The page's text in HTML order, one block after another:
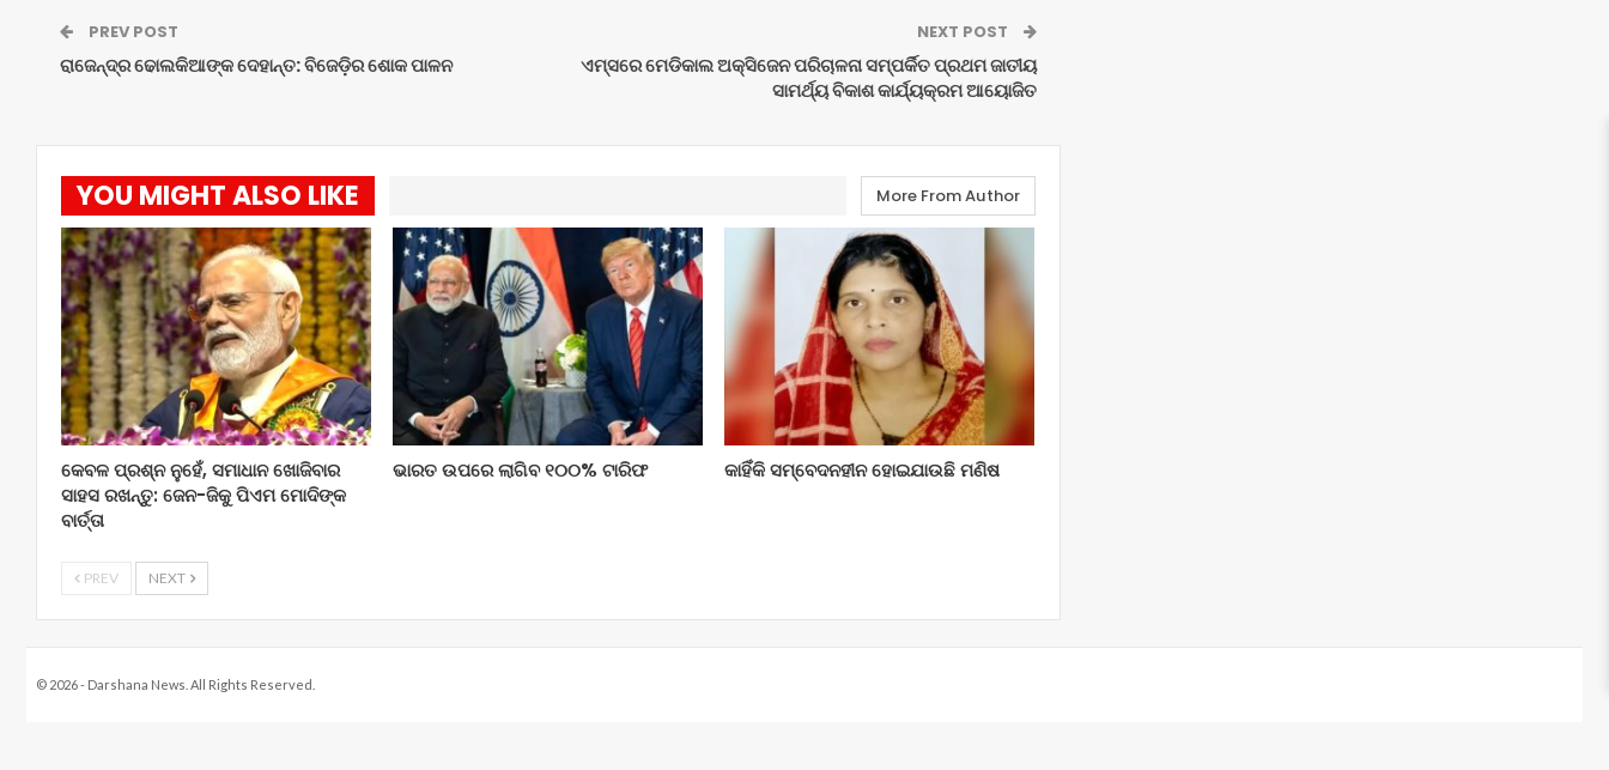
PREV POST
ରାଜେନ୍ଦ୍ର ଢୋଲକିଆଙ୍କ ଦେହାନ୍ତ: ବିଜେଡ଼ିର ଶୋକ ପାଳନ
NEXT POST
ଏମ୍ସରେ ମେଡିକାଲ ଅକ୍ସିଜେନ ପରିଚାଳନା ସମ୍ପର୍କିତ ପ୍ରଥମ ଜାତୀୟ
ସାମର୍ଥ୍ୟ ବିକାଶ କାର୍ଯ୍ୟକ୍ରମ ଆୟୋଜିତ
YOU MIGHT ALSO LIKE More From Author
କେବଳ ପ୍ରଶ୍ନ ନୁହେଁ, ସମାଧାନ ଖୋଜିବାର
ସାହସ ରଖନ୍ତୁ: ଜେନ-ଜିକୁ ପିଏମ ମୋଦିଙ୍କ
ବାର୍ତ୍ତା
ଭାରତ ଉପରେ ଲାଗିବ ୧୦୦% ଟାରିଫ କାହିଁକି ସମ୍ବେଦନହୀନ ହୋଇଯାଉଛି ମଣିଷ
PREV NEXT
© 2026 - Darshana News. All Rights Reserved.